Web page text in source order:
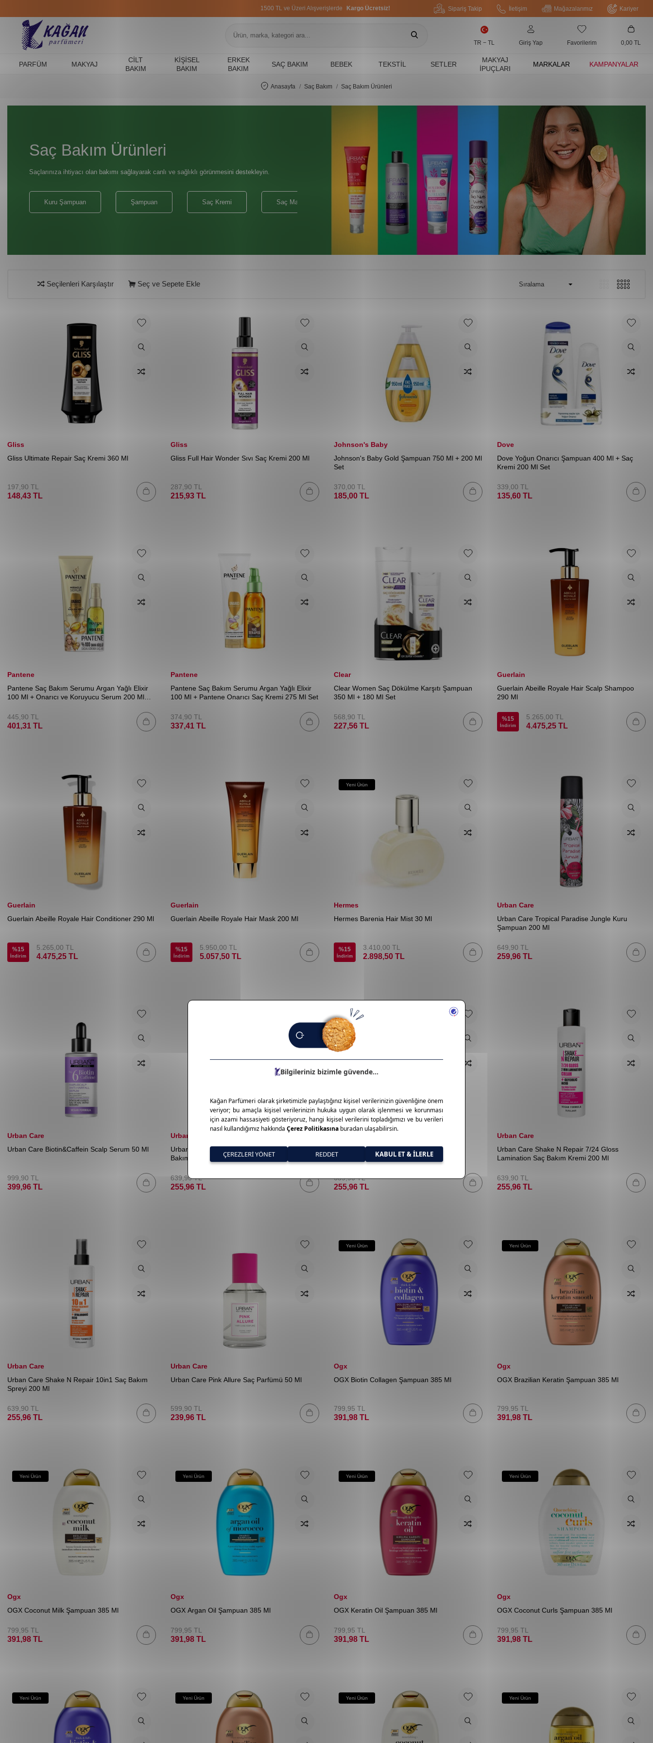
1500 TL ve Üzeri Alışverişlerde Kargo Ücretsiz! Sipariş Takip İletişim Mağazalarımız Kariyer
TR − TL Giriş Yap Favorilerim 0,00 TL
PARFÜM MAKYAJ
CILT
BAKIM
KIŞISEL
BAKIM
ERKEK
BAKIM
SAÇ BAKIM BEBEK TEKSTIL SETLER
MAKYAJ
İPUÇLARI
MARKALAR KAMPANYALAR
Anasayfa Saç Bakım Saç Bakım Ürünleri
Saç Bakım Ürünleri
Saçlarınıza ihtiyacı olan bakımı sağlayarak canlı ve sağlıklı görünmesini destekleyin.
Kuru Şampuan Şampuan Saç Kremi Saç Maskesi Saç Serumu Saç Bakım Yağları Saç Parfümü
Seçilenleri Karşılaştır Seç ve Sepete Ekle
Gliss
Gliss Ultimate Repair Saç Kremi 360 Ml
197,90 TL
148,43 TL
Gliss
Gliss Full Hair Wonder Sıvı Saç Kremi 200 Ml
287,90 TL
215,93 TL
Johnson's Baby
Johnson's Baby Gold Şampuan 750 Ml + 200 Ml
Set
370,00 TL
185,00 TL
Dove
Dove Yoğun Onarıcı Şampuan 400 Ml + Saç
Kremi 200 Ml Set
339,00 TL
135,60 TL
Pantene
Pantene Saç Bakım Serumu Argan Yağlı Elixir
100 Ml + Onarıcı ve Koruyucu Serum 200 Ml
445,90 TL
401,31 TL
Pantene
Pantene Saç Bakım Serumu Argan Yağlı Elixir
100 Ml + Pantene Onarıcı Saç Kremi 275 Ml Set
374,90 TL
337,41 TL
Clear
Clear Women Saç Dökülme Karşıtı Şampuan
350 Ml + 180 Ml Set
568,90 TL
227,56 TL
Guerlain
Guerlain Abeille Royale Hair Scalp Shampoo
290 Ml
%15
İndirim
5.265,00 TL
4.475,25 TL
Guerlain
Guerlain Abeille Royale Hair Conditioner 290 Ml
%15
İndirim
5.265,00 TL
4.475,25 TL
Guerlain
Guerlain Abeille Royale Hair Mask 200 Ml
%15
İndirim
5.950,00 TL
5.057,50 TL
Yeni Ürün
Hermes
Hermes Barenia Hair Mist 30 Ml
%15
İndirim
3.410,00 TL
2.898,50 TL
Urban Care
Urban Care Tropical Paradise Jungle Kuru
Şampuan 200 Ml
649,90 TL
259,96 TL
Urban Care
Urban Care Biotin&Caffein Scalp Serum 50 Ml
999,90 TL
399,96 TL
Urban Care
Urban Care Shake N Repair 7/24 Anti-Frizz Saç
Bakım Köpüğü 150 Ml
639,90TL
255,96 TL
Urban Care Shake N Repair 7/24 Heat
Protection Saç Bakım Köpüğü 150 Ml
639,90TL
255,96 TL
Urban Care
Urban Care Shake N Repair 7/24 Gloss
Lamination Saç Bakım Kremi 200 Ml
639,90 TL
255,96 TL
Urban Care
Urban Care Shake N Repair 10in1 Saç Bakım
Spreyi 200 Ml
639,90 TL
255,96 TL
Urban Care
Urban Care Pink Allure Saç Parfümü 50 Ml
599,90 TL
239,96 TL
Yeni Ürün
Ogx
OGX Biotin Collagen Şampuan 385 Ml
799,95 TL
391,98 TL
Yeni Ürün
Ogx
OGX Brazilian Keratin Şampuan 385 Ml
799,95 TL
391,98 TL
Yeni Ürün
Ogx
OGX Coconut Milk Şampuan 385 Ml
799,95 TL
391,98 TL
Yeni Ürün
Ogx
OGX Argan Oil Şampuan 385 Ml
799,95 TL
391,98 TL
Yeni Ürün
Ogx
OGX Keratin Oil Şampuan 385 Ml
799,95 TL
391,98 TL
Yeni Ürün
Ogx
OGX Coconut Curls Şampuan 385 Ml
799,95 TL
391,98 TL
Yeni Ürün Yeni Ürün Yeni Ürün Yeni Ürün